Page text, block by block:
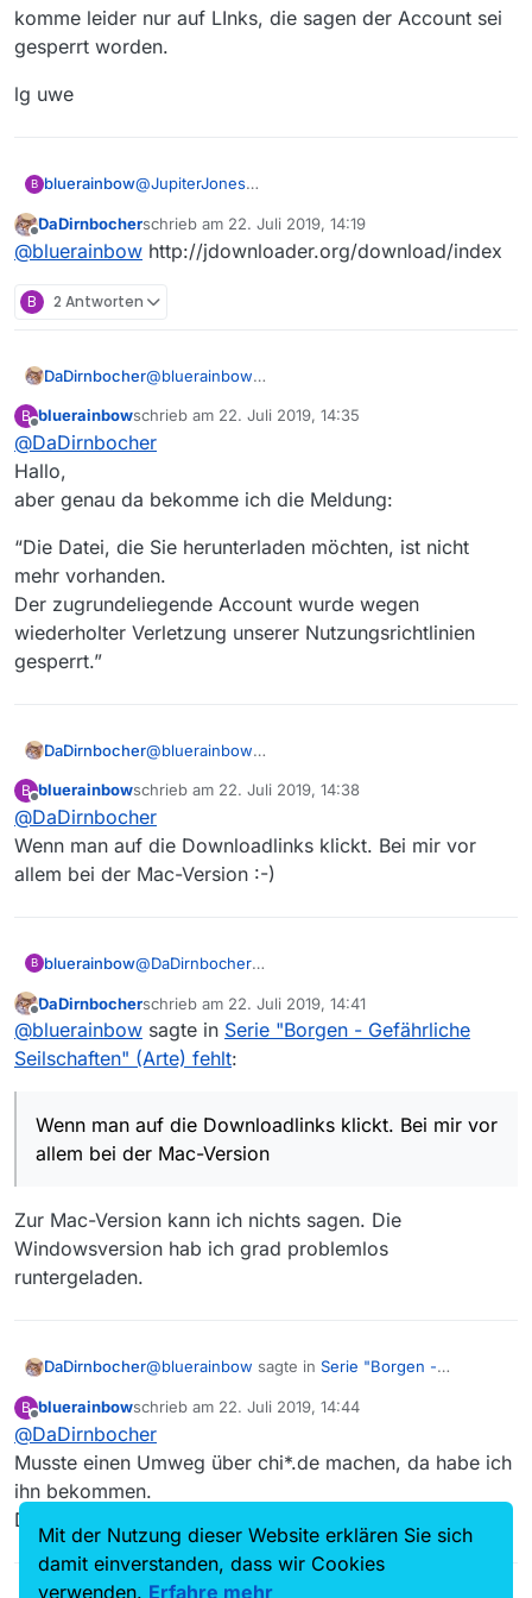
Vielen Dank für Deinen Tipp!!!
JJ
komme leider nur auf LInks, die sagen der Account sei
gesperrt worden.
lg uwe
B bluerainbow@JupiterJones
Ich komme leider nur auf LInks, die sagen der
Account sei gesperrt worden.
lg uwe
Offline
DaDirnbocherschrieb am 22. Juli 2019, 14:19
zuletzt editiert von
@bluerainbow http://jdownloader.org/download/index
B 2 Antworten
DaDirnbocher@bluerainbow
B
Offline
bluerainbowschrieb am 22. Juli 2019, 14:35
zuletzt editiert von
@DaDirnbocher
Hallo,
aber genau da bekomme ich die Meldung:
“Die Datei, die Sie herunterladen möchten, ist nicht
mehr vorhanden.
Der zugrundeliegende Account wurde wegen
wiederholter Verletzung unserer Nutzungsrichtlinien
gesperrt.”
DaDirnbocher@bluerainbow
B
Offline
bluerainbowschrieb am 22. Juli 2019, 14:38
zuletzt editiert von
@DaDirnbocher
Wenn man auf die Downloadlinks klickt. Bei mir vor
allem bei der Mac-Version :-)
B bluerainbow@DaDirnbocher
vor allem bei der Mac-Version :-)
Offline
DaDirnbocherschrieb am 22. Juli 2019, 14:41
zuletzt editiert von
@bluerainbow sagte in Serie "Borgen - Gefährliche
Seilschaften" (Arte) fehlt:
Wenn man auf die Downloadlinks klickt. Bei mir vor
allem bei der Mac-Version
Zur Mac-Version kann ich nichts sagen. Die
Windowsversion hab ich grad problemlos
runtergeladen.
DaDirnbocher@bluerainbow sagte in Serie "Borgen -
mir vor allem bei der Mac-Version
Zur Mac-Version kann ich nichts sagen. Die
Windowsversion hab ich grad problemlos
B
Offline
bluerainbowschrieb am 22. Juli 2019, 14:44
zuletzt editiert von
@DaDirnbocher
Musste einen Umweg über chi*.de machen, da habe ich
ihn bekommen.
Danke!
Mit der Nutzung dieser Website erklären Sie sich
damit einverstanden, dass wir Cookies
verwenden. Erfahre mehr